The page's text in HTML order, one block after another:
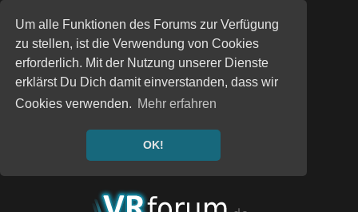
Um alle Funktionen des Forums zur Verfügung
zu stellen, ist die Verwendung von Cookies
erforderlich. Mit der Nutzung unserer Dienste
erklärst Du Dich damit einverstanden, dass wir
Cookies verwenden. Mehr erfahren
OK!